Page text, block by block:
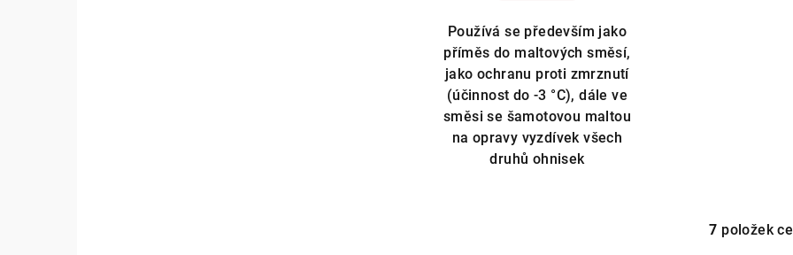
Používá se především jako
příměs do maltových směsí,
jako ochranu proti zmrznutí
(účinnost do -3 °C), dále ve
směsi se šamotovou maltou
na opravy vyzdívek všech
druhů ohnisek
O
7 položek